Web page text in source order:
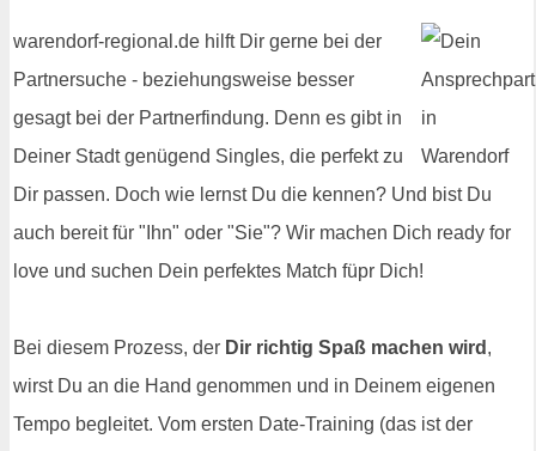
warendorf-regional.de hilft Dir gerne bei der
Partnersuche - beziehungsweise besser
gesagt bei der Partnerfindung. Denn es gibt in
Deiner Stadt genügend Singles, die perfekt zu
Dir passen. Doch wie lernst Du die kennen? Und bist Du
auch bereit für "Ihn" oder "Sie"? Wir machen Dich ready for
love und suchen Dein perfektes Match füpr Dich!
Bei diesem Prozess, der Dir richtig Spaß machen wird ,
wirst Du an die Hand genommen und in Deinem eigenen
Tempo begleitet. Vom ersten Date-Training (das ist der